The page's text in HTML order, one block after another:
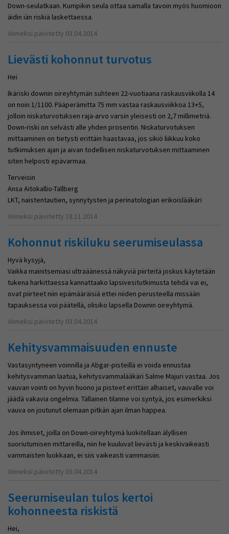
Down-seulatkaan. Kumpikin seula ottaa samalla tavoin myös huomioon
äidin iän riskiä laskettaessa.
Viimeksi päivitetty 03.04.2014
Lievästi kohonnut turvotus
Hei
Ikäriski downin oireyhtymän suhteen 22-vuotiaana raskausviikolla 14
on noin 1/1100. Pääperämitta 75 mm vastaa raskausviikkoa 13+5,
jolloin niskaturvotuksen raja-arvo varsin yleisesti on 2,7 millimetriä.
Down-riski on selvästi alle yhden prosentin. Niskaturvotuksen
mittaaminen on tietysti erittäin haastavaa, jos sikiö liikkuu koko
tutkimuksen ajan ja aivan todellisen niskaturvotuksen mittaaminen
siten helposti epävarmaa.
Terveisin
Ansa Aitokallio-Tallberg
LKT, naistentautien, synnytysten ja perinatologian erikoislääkäri
Viimeksi päivitetty 18.11.2014
Kohonnut riskiluku seerumiseulassa
Hyvä kysyjä,
Vaikka mainitsemiasi ultraäänessä näkyviä piirteitä joskus käytetään
tukena harkittaessa kannattaako lapsivesitutkimusta tehdä vai ei,
ovat piirteet niin epämääräisiä ettei niiden perusteella missään
tapauksessa voi päätellä, olisiko lapsella Downin oireyhtymä.
Viimeksi päivitetty 03.04.2014
Kehitysvammaisuuden ennuste
Vastasyntyneen voinnilla ja Abgar-pisteillä ei voida ennustaa
kehitysvamman laatua, kehitysvammalääkäri Salme Majuri vastaa. Jos
vauvan vointi on hyvin huono ja pisteet erittäin alhaiset, vauvalle voi
jäädä vakavia ongelmia. Tällainen tilanne voi syntyä, jos esimerkiksi
vauva on joutunut olemaan pitkän ajan ilman happea.
Jos ihmiset, joilla on Down-oireyhtymä luokitellaan älyllisen
suoriutumisen mittareilla, niin he kuuluvat lievästi ja keskivaikeasti
vammaisten luokkaan, ei siis vaikeasti vammaisiin.
Viimeksi päivitetty 03.04.2014
Seerumiseulan tulos kertoi
kohonneesta riskistä
Hei,